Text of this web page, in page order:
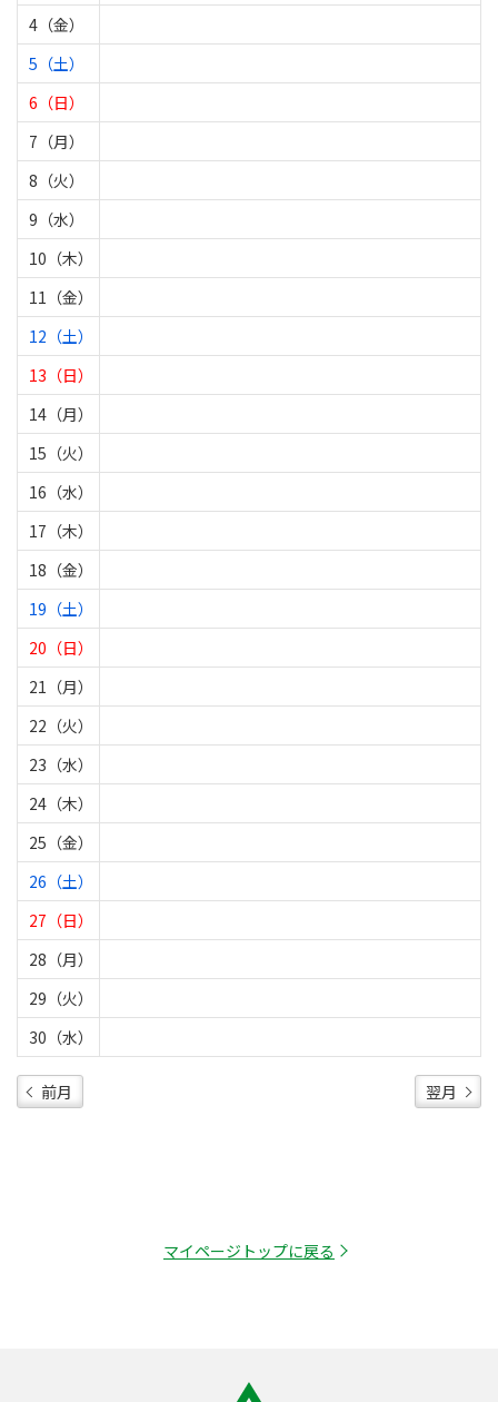
4（金）
5（土）
6（日）
7（月）
8（火）
9（水）
10（木）
11（金）
12（土）
13（日）
14（月）
15（火）
16（水）
17（木）
18（金）
19（土）
20（日）
21（月）
22（火）
23（水）
24（木）
25（金）
26（土）
27（日）
28（月）
29（火）
30（水）
前月 翌月
マイページトップに戻る